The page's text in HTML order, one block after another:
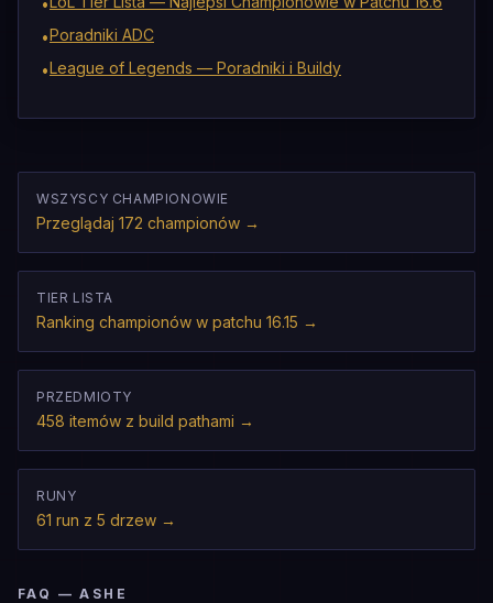
•
•Poradniki ADC
•League of Legends — Poradniki i Buildy
WSZYSCY CHAMPIONOWIE
Przeglądaj 172 championów →
TIER LISTA
Ranking championów w patchu 16.15 →
PRZEDMIOTY
458 itemów z build pathami →
RUNY
61 run z 5 drzew →
FAQ — ASHE